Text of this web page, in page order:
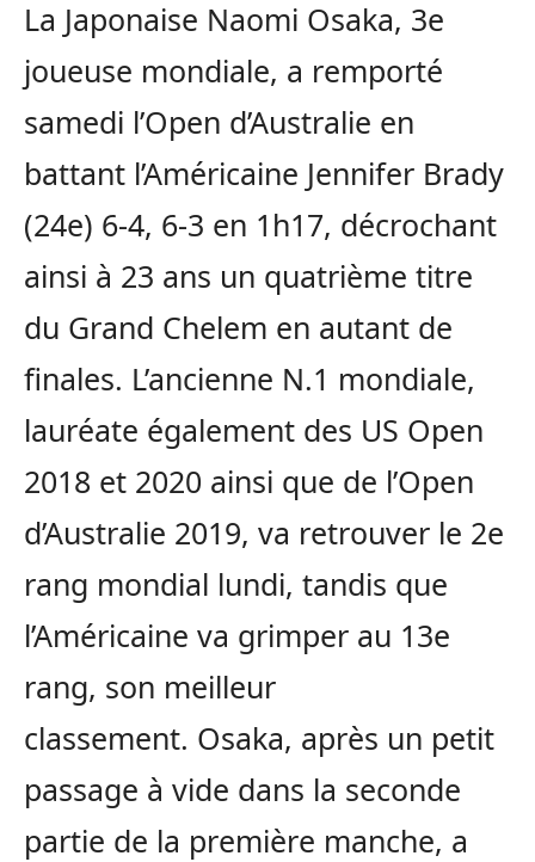
La Japonaise Naomi Osaka, 3e
joueuse mondiale, a remporté
samedi l’Open d’Australie en
battant l’Américaine Jennifer Brady
(24e) 6-4, 6-3 en 1h17, décrochant
ainsi à 23 ans un quatrième titre
du Grand Chelem en autant de
finales. L’ancienne N.1 mondiale,
lauréate également des US Open
2018 et 2020 ainsi que de l’Open
d’Australie 2019, va retrouver le 2e
rang mondial lundi, tandis que
l’Américaine va grimper au 13e
rang, son meilleur
classement. Osaka, après un petit
passage à vide dans la seconde
partie de la première manche, a